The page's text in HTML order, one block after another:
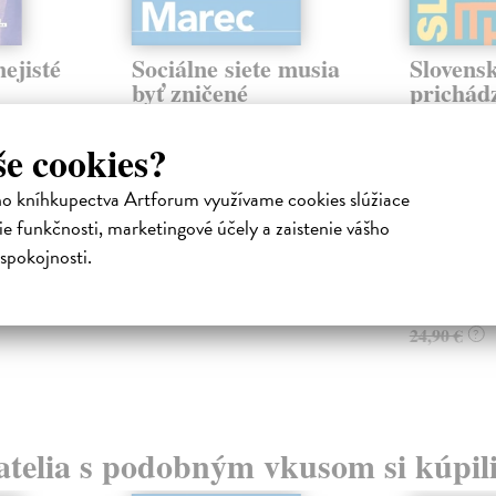
cookies?
kníhkupectva Artforum využívame cookies slúžiace
funkčnosti, marketingové účely a zaistenie vášho
nejisté
Sociálne siete musia
byť zničené
jednotlivcom a kazia medziľudské
vzťahy, rozkladajú spoločnosť a
def...
Na sklade ?
sme.
publikácia
kľúčových
historického
24,90 € ?
s podobným vkusom si